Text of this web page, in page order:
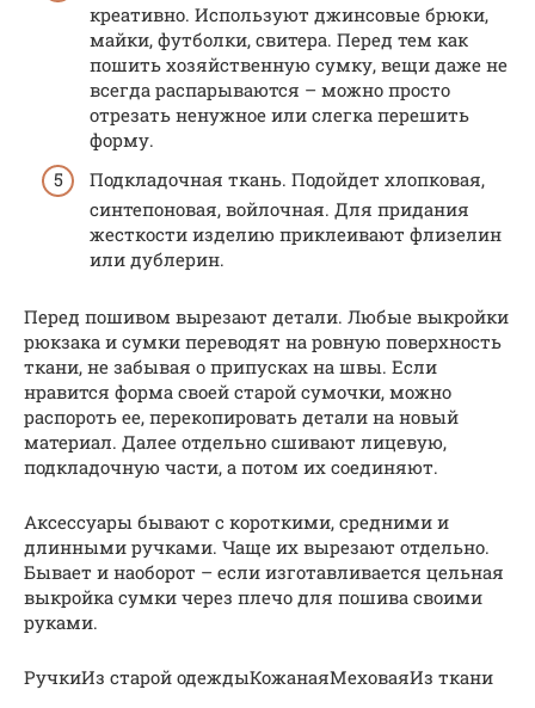
креативно. Используют джинсовые брюки,
майки, футболки, свитера. Перед тем как
пошить хозяйственную сумку, вещи даже не
всегда распарываются – можно просто
отрезать ненужное или слегка перешить
форму.
Подкладочная ткань. Подойдет хлопковая,
синтепоновая, войлочная. Для придания
жесткости изделию приклеивают флизелин
или дублерин.
Перед пошивом вырезают детали. Любые выкройки
рюкзака и сумки переводят на ровную поверхность
ткани, не забывая о припусках на швы. Если
нравится форма своей старой сумочки, можно
распороть ее, перекопировать детали на новый
материал. Далее отдельно сшивают лицевую,
подкладочную части, а потом их соединяют.
Аксессуары бывают с короткими, средними и
длинными ручками. Чаще их вырезают отдельно.
Бывает и наоборот – если изготавливается цельная
выкройка сумки через плечо для пошива своими
руками.
РучкиИз старой одеждыКожанаяМеховаяИз ткани